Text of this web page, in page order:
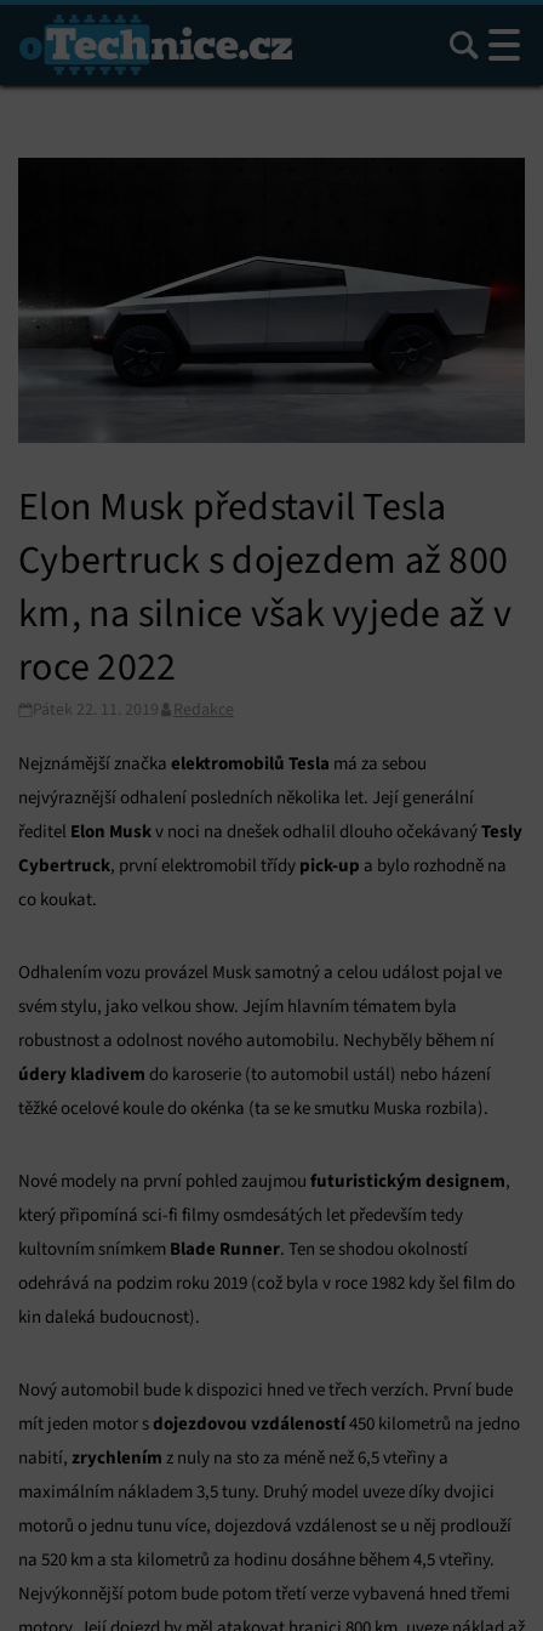
Hledat
Elon Musk představil Tesla
Cybertruck s dojezdem až 800
km, na silnice však vyjede až v
roce 2022
Pátek 22. 11. 2019 Redakce
Nejznámější značka elektromobilů Tesla má za sebou
nejvýraznější odhalení posledních několika let. Její generální
ředitel Elon Muskv noci na dnešek odhalil dlouho očekávanýTesly
Cybertruck, první elektromobil třídy pick-up a bylo rozhodně na
co koukat.
Odhalením vozu provázel Musk samotný a celou událost pojal ve
svém stylu, jako velkou show. Jejím hlavním tématem byla
robustnost a odolnost nového automobilu. Nechyběly během ní
údery kladivem do karoserie (to automobil ustál) nebo házení
těžké ocelové koule do okénka (ta se ke smutku Muska rozbila).
Nové modely na první pohled zaujmou futuristickým designem,
který připomíná sci-fi filmy osmdesátých let především tedy
kultovním snímkem Blade Runner. Ten se shodou okolností
odehrává na podzim roku 2019 (což byla v roce 1982 kdy šel film do
kin daleká budoucnost).
Nový automobil bude k dispozici hned ve třech verzích. První bude
mít jeden motor sdojezdovou vzdáleností450 kilometrů na jedno
nabití, zrychlením z nuly na sto za méně než 6,5 vteřiny a
maximálním nákladem 3,5 tuny. Druhý model uveze díky dvojici
motorů o jednu tunu více, dojezdová vzdálenost se u něj prodlouží
na 520 km a sta kilometrů za hodinu dosáhne během 4,5 vteřiny.
Nejvýkonnější potom bude potom třetí verze vybavená hned třemi